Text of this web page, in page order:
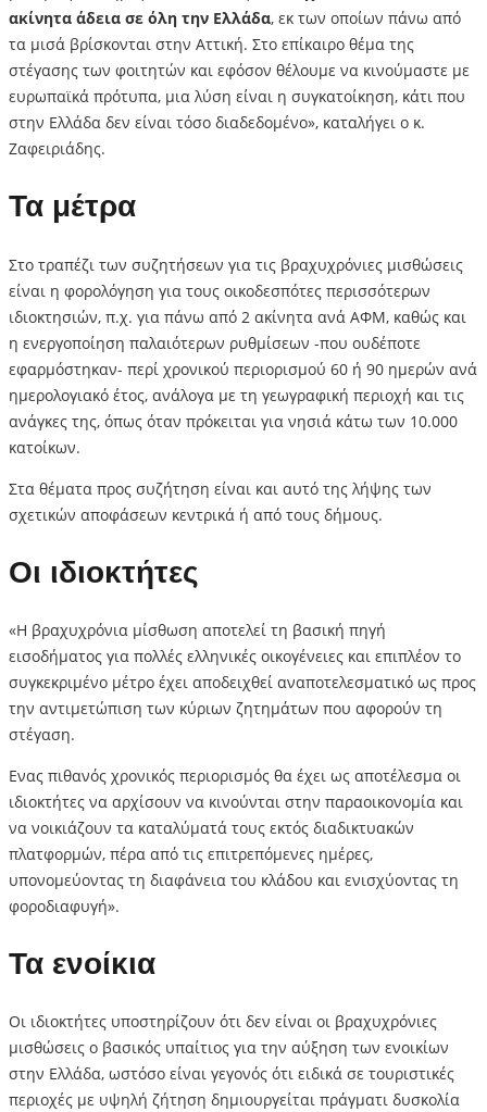
ακίνητα άδεια σε όλη την Ελλάδα, εκ των οποίων πάνω από
τα μισά βρίσκονται στην Αττική. Στο επίκαιρο θέμα της
στέγασης των φοιτητών και εφόσον θέλουμε να κινούμαστε με
ευρωπαϊκά πρότυπα, μια λύση είναι η συγκατοίκηση, κάτι που
στην Ελλάδα δεν είναι τόσο διαδεδομένο», καταλήγει ο κ.
Ζαφειριάδης.
Τα μέτρα
Στο τραπέζι των συζητήσεων για τις βραχυχρόνιες μισθώσεις
είναι η φορολόγηση για τους οικοδεσπότες περισσότερων
ιδιοκτησιών, π.χ. για πάνω από 2 ακίνητα ανά ΑΦΜ, καθώς και
η ενεργοποίηση παλαιότερων ρυθμίσεων -που ουδέποτε
εφαρμόστηκαν- περί χρονικού περιορισμού 60 ή 90 ημερών ανά
ημερολογιακό έτος, ανάλογα με τη γεωγραφική περιοχή και τις
ανάγκες της, όπως όταν πρόκειται για νησιά κάτω των 10.000
κατοίκων.
Στα θέματα προς συζήτηση είναι και αυτό της λήψης των
σχετικών αποφάσεων κεντρικά ή από τους δήμους.
Οι ιδιοκτήτες
«Η βραχυχρόνια μίσθωση αποτελεί τη βασική πηγή
εισοδήματος για πολλές ελληνικές οικογένειες και επιπλέον το
συγκεκριμένο μέτρο έχει αποδειχθεί αναποτελεσματικό ως προς
την αντιμετώπιση των κύριων ζητημάτων που αφορούν τη
στέγαση.
Ενας πιθανός χρονικός περιορισμός θα έχει ως αποτέλεσμα οι
ιδιοκτήτες να αρχίσουν να κινούνται στην παραοικονομία και
να νοικιάζουν τα καταλύματά τους εκτός διαδικτυακών
πλατφορμών, πέρα από τις επιτρεπόμενες ημέρες,
υπονομεύοντας τη διαφάνεια του κλάδου και ενισχύοντας τη
φοροδιαφυγή».
Τα ενοίκια
Οι ιδιοκτήτες υποστηρίζουν ότι δεν είναι οι βραχυχρόνιες
μισθώσεις ο βασικός υπαίτιος για την αύξηση των ενοικίων
στην Ελλάδα, ωστόσο είναι γεγονός ότι ειδικά σε τουριστικές
περιοχές με υψηλή ζήτηση δημιουργείται πράγματι δυσκολία